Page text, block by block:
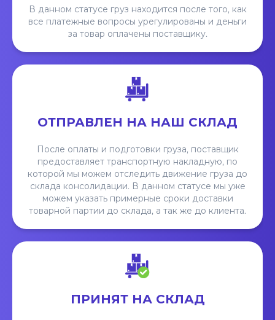
В данном статусе груз находится после того, как
все платежные вопросы урегулированы и деньги
за товар оплачены поставщику.
ОТПРАВЛЕН НА НАШ СКЛАД
После оплаты и подготовки груза, поставщик
предоставляет транспортную накладную, по
которой мы можем отследить движение груза до
склада консолидации. В данном статусе мы уже
можем указать примерные сроки доставки
товарной партии до склада, а так же до клиента.
ПРИНЯТ НА СКЛАД